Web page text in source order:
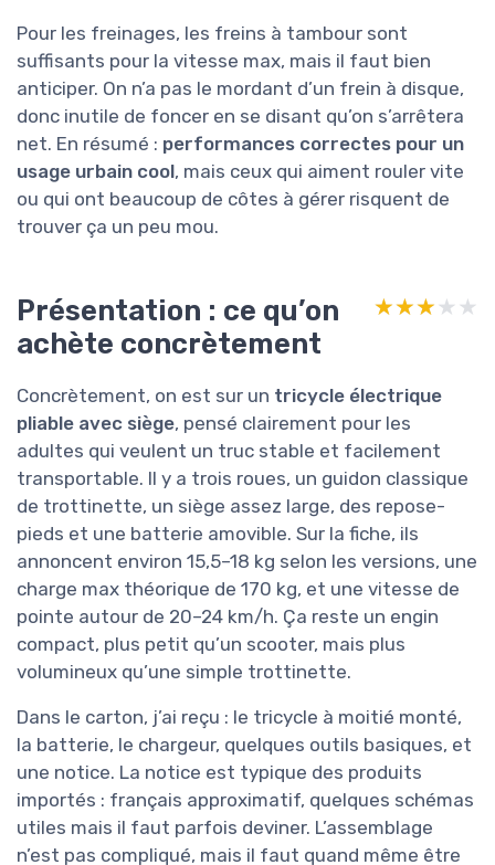
Pour les freinages, les freins à tambour sont
suffisants pour la vitesse max, mais il faut bien
anticiper. On n’a pas le mordant d’un frein à disque,
donc inutile de foncer en se disant qu’on s’arrêtera
net. En résumé : performances correctes pour un
usage urbain cool, mais ceux qui aiment rouler vite
ou qui ont beaucoup de côtes à gérer risquent de
trouver ça un peu mou.
Présentation : ce qu’on
achète concrètement
★★★★★
★★★★★
Concrètement, on est sur un tricycle électrique
pliable avec siège, pensé clairement pour les
adultes qui veulent un truc stable et facilement
transportable. Il y a trois roues, un guidon classique
de trottinette, un siège assez large, des repose-
pieds et une batterie amovible. Sur la fiche, ils
annoncent environ 15,5–18 kg selon les versions, une
charge max théorique de 170 kg, et une vitesse de
pointe autour de 20–24 km/h. Ça reste un engin
compact, plus petit qu’un scooter, mais plus
volumineux qu’une simple trottinette.
Dans le carton, j’ai reçu : le tricycle à moitié monté,
la batterie, le chargeur, quelques outils basiques, et
une notice. La notice est typique des produits
importés : français approximatif, quelques schémas
utiles mais il faut parfois deviner. L’assemblage
n’est pas compliqué, mais il faut quand même être